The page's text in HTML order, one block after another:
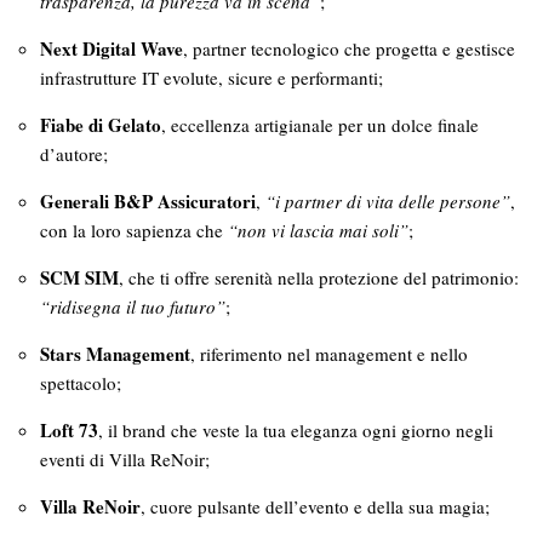
Next Digital Wave, partner tecnologico che progetta e gestisce
infrastrutture IT evolute, sicure e performanti;
Fiabe di Gelato, eccellenza artigianale per un dolce finale
d’autore;
Generali B&P Assicuratori, “i partner di vita delle persone”,
con la loro sapienza che “non vi lascia mai soli”;
SCM SIM, che ti offre serenità nella protezione del patrimonio:
“ridisegna il tuo futuro”;
Stars Management, riferimento nel management e nello
spettacolo;
Loft 73, il brand che veste la tua eleganza ogni giorno negli
eventi di Villa ReNoir;
Villa ReNoir, cuore pulsante dell’evento e della sua magia;